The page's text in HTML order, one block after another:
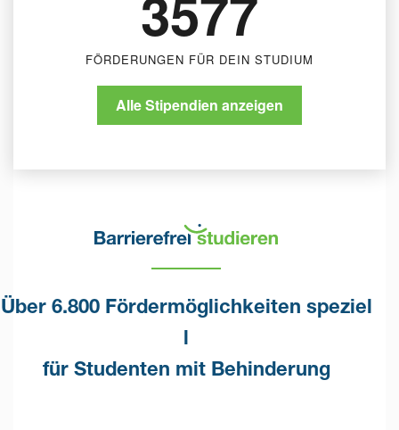
FÖRDERUNGEN FÜR DEIN STUDIUM
Alle Stipendien anzeigen
Über 6.800 Fördermöglichkeiten speziel
l
für Studenten mit Behinderung